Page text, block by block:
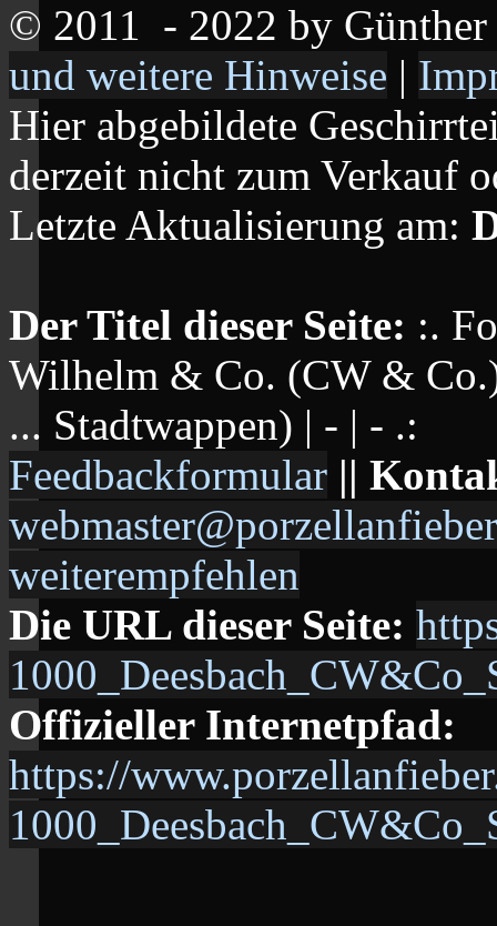
© 2011 - 2022 by
und weitere Hinweise |
Hier abgebildete
derzeit nicht zum Verkauf
Letzte Aktualisierung am:
Der Titel dieser Seite: :.
Wilhelm & Co. (CW &
... Stadtwappen) | - | - .:
Feedbackformular ||
weiterempfehlen
Die URL dieser Seite:
Offizieller Internetpfad:
https://